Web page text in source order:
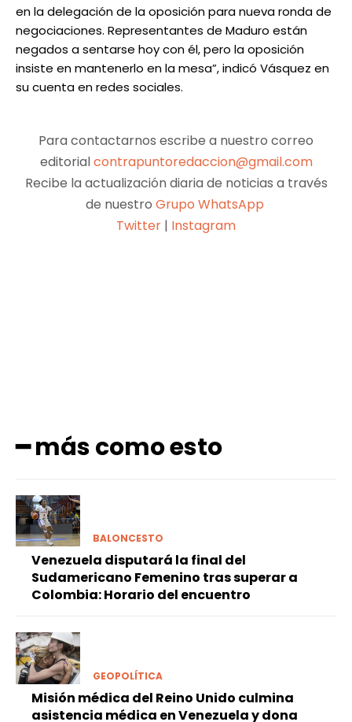
en la delegación de la oposición para nueva ronda de
negociaciones. Representantes de Maduro están
negados a sentarse hoy con él, pero la oposición
insiste en mantenerlo en la mesa”, indicó Vásquez en
su cuenta en redes sociales.
Para contactarnos escribe a nuestro correo
editorialcontrapuntoredaccion@gmail.com
Recibe la actualización diaria de noticias a través
de nuestro Grupo WhatsApp
Twitter | Instagram
━ más como esto
BALONCESTO
Venezuela disputará la final del
Sudamericano Femenino tras superar a
Colombia: Horario del encuentro
GEOPOLÍTICA
Misión médica del Reino Unido culmina
asistencia médica en Venezuela y dona